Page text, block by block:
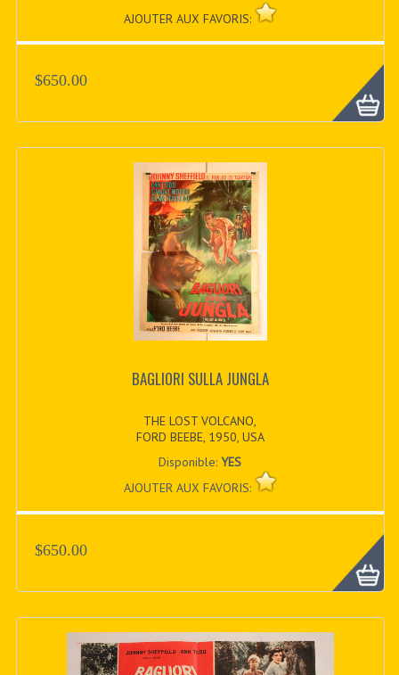
AJOUTER AUX FAVORIS:
$650.00
BAGLIORI SULLA JUNGLA
THE LOST VOLCANO,
FORD BEEBE, 1950, USA
Disponible:YES
AJOUTER AUX FAVORIS:
$650.00